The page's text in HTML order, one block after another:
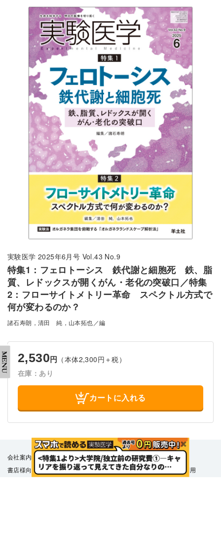
実験医学 2025年6月号 Vol.43 No.9
特集1：フェロトーシス 鉄代謝と細胞死 鉄、脂
質、レドックスが開くがん・老化の突破口／特集
2：フローサイトメトリー革命 スペクトル方式で
何が変わるのか？
諸石寿朗，清田 純，山本拓也／編
2,530 円
（本体2,300円＋税）
在庫：あり
カートに入れる
会社案内 採用情報 取扱書店一覧
電子書籍
書店様向け
広告掲載 正誤表・更新情報
コンテンツ利用